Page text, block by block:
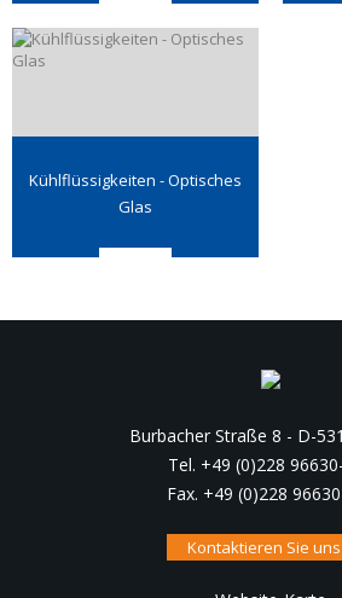
Kühlflüssigkeiten - Optisches
Glas
Burbacher Straße 8 - D-
Tel. +49 (0)228
Fax. +49 (0)228
Kontaktieren Sie uns